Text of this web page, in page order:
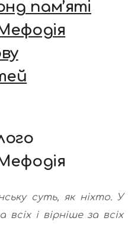
пам’яті
суть, як ніхто. У
і вірніше за всіх